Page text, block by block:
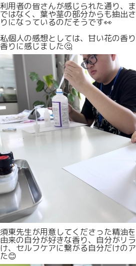
利用者の皆さんが感じられた通り、
ではなく、葉や茎の部分からも抽出
りになっているのだそうです👀
私個人の感想としては、甘い花の香
香りに感じました🤔
須東先生が用意してくださった精油
由来の自分が好きな香り、自分がリ
け、セルフケアに繋がる自分だけの
た😊